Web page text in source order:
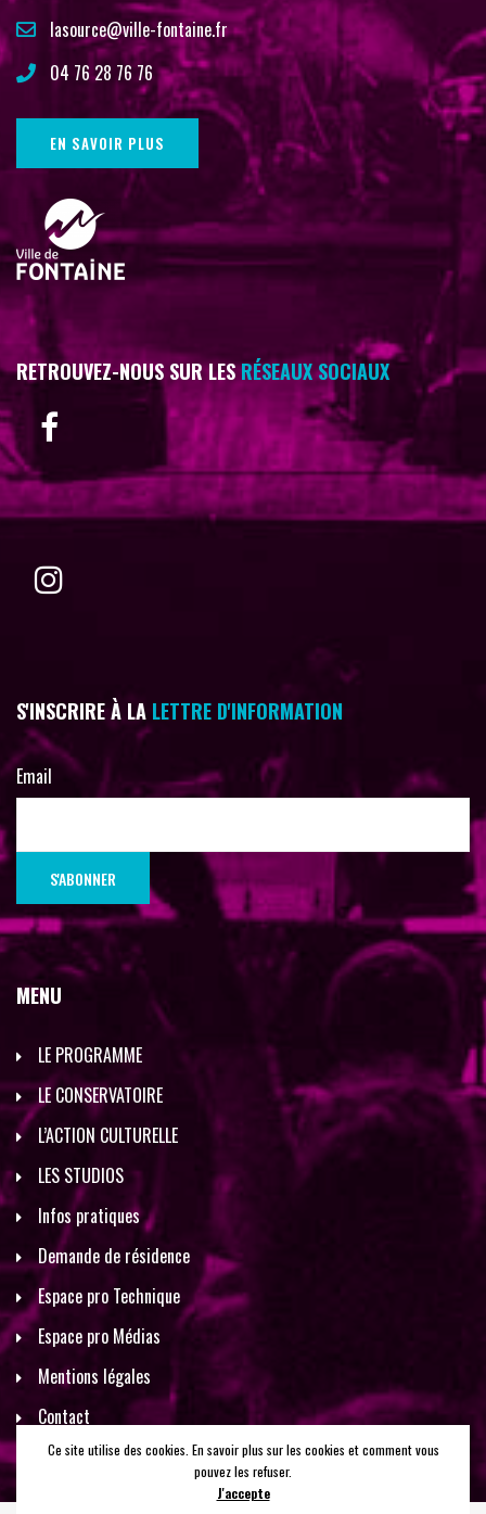
lasource@ville-fontaine.fr
04 76 28 76 76
EN SAVOIR PLUS
RETROUVEZ-NOUS SUR LESRÉSEAUX SOCIAUX
S'INSCRIRE À LA LETTRE D'INFORMATION
Email
MENU
LE PROGRAMME
LE CONSERVATOIRE
L’ACTION CULTURELLE
LES STUDIOS
Infos pratiques
Demande de résidence
Espace pro Technique
Espace pro Médias
Mentions légales
Contact
Ce site utilise des cookies. En savoir plus sur les cookies et comment vous
pouvez les refuser.
J'accepte